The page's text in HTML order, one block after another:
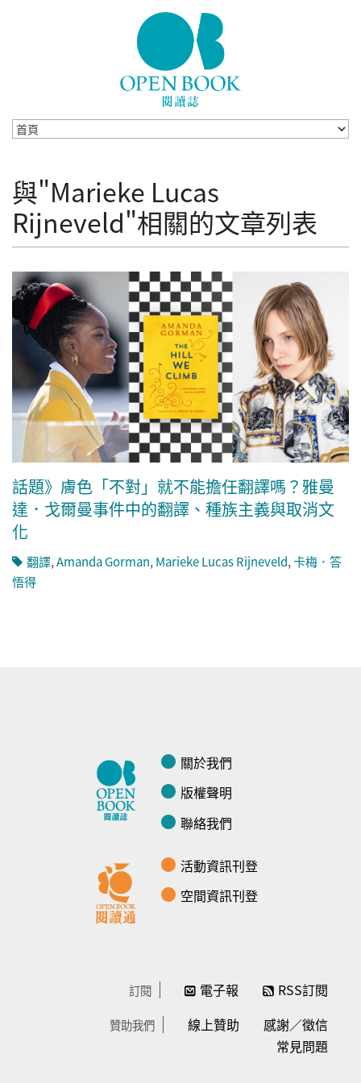
與"Marieke Lucas
Rijneveld"相關的文章列表
話題》膚色「不對」就不能擔任翻譯嗎？雅曼
達．戈爾曼事件中的翻譯、種族主義與取消文
化
翻譯,Amanda Gorman,Marieke Lucas Rijneveld,卡梅．答
悟得
關於我們
版權聲明
聯絡我們
活動資訊刊登
空間資訊刊登
訂閱 電子報 RSS訂閱
贊助我們 線上贊助
感謝／徵信
常見問題